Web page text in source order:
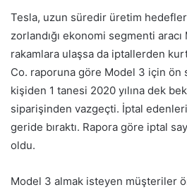
Tesla, uzun süredir üretim
zorlandığı ekonomi segmenti
rakamlara ulaşsa da iptallerden
Co. raporuna göre Model 3 için ön
kişiden 1 tanesi 2020 yılına dek
siparişinden vazgeçti. İptal
geride bıraktı. Rapora göre iptal
oldu.
Model 3 almak isteyen müşteriler